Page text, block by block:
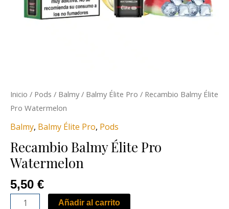
Inicio / Pods / Balmy/ Balmy Élite Pro / Recambio Balmy Élite
Pro Watermelon
Balmy, Balmy Élite Pro, Pods
Recambio Balmy Élite Pro
Watermelon
5,50 €
Añadir al carrito